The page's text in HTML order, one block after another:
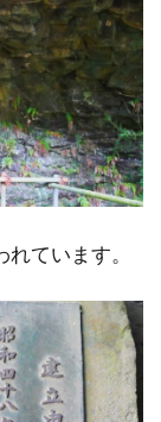
ています。